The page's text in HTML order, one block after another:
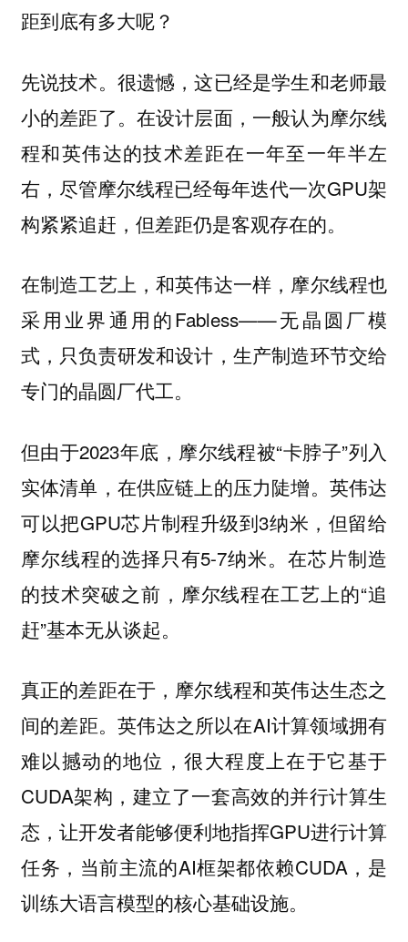
距到底有多大呢？
先说技术。很遗憾，这已经是学生和老师最
小的差距了。在设计层面，一般认为摩尔线
程和英伟达的技术差距在一年至一年半左
右，尽管摩尔线程已经每年迭代一次GPU架
构紧紧追赶，但差距仍是客观存在的。
在制造工艺上，和英伟达一样，摩尔线程也
采用业界通用的Fabless——无晶圆厂模
式，只负责研发和设计，生产制造环节交给
专门的晶圆厂代工。
但由于2023年底，摩尔线程被“卡脖子”列入
实体清单，在供应链上的压力陡增。英伟达
可以把GPU芯片制程升级到3纳米，但留给
摩尔线程的选择只有5-7纳米。在芯片制造
的技术突破之前，摩尔线程在工艺上的“追
赶”基本无从谈起。
真正的差距在于，摩尔线程和英伟达生态之
间的差距。英伟达之所以在AI计算领域拥有
难以撼动的地位，很大程度上在于它基于
CUDA架构，建立了一套高效的并行计算生
态，让开发者能够便利地指挥GPU进行计算
任务，当前主流的AI框架都依赖CUDA，是
训练大语言模型的核心基础设施。